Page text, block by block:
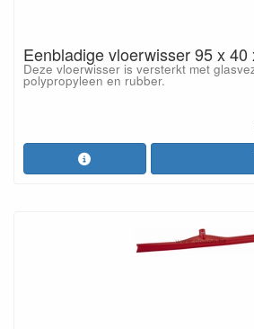
Eenbladige vloerwisser 95 x
Deze vloerwisser is versterkt met
polypropyleen en rubber.